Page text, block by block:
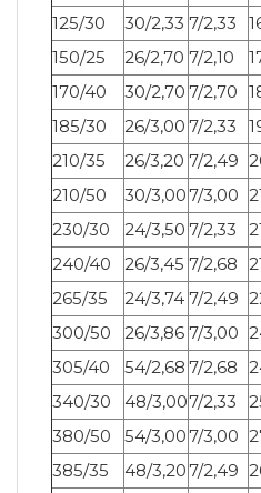
125/30
30/2,33 7/2,33
150/25
26/2,70 7/2,10
170/40
30/2,70 7/2,70
185/30
26/3,00 7/2,33
210/35
26/3,20 7/2,49
210/50
30/3,007/3,00
230/30
24/3,50 7/2,33
240/40
26/3,45 7/2,68
265/35
24/3,74 7/2,49
300/50
26/3,86 7/3,00
305/40
54/2,68 7/2,68
340/30
48/3,007/2,33
380/50
54/3,007/3,00
385/35
48/3,207/2,49